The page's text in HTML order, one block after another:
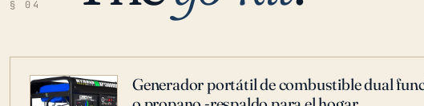
§ 04
Generador portátil de combustible dual